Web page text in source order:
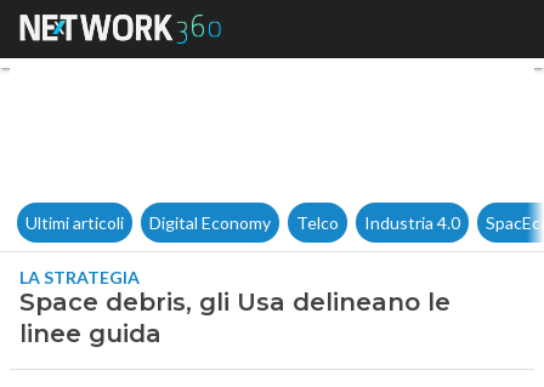
Space debris, gli Usa
Ultimi articoli Digital Economy Telco Industria 4.0
LA STRATEGIA
Space debris, gli Usa delineano le
linee guida